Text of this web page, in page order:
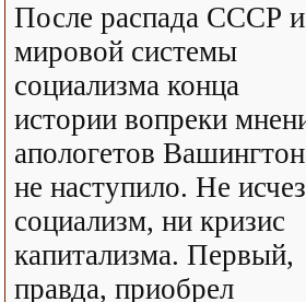
После распада СССР и
мировой системы
социализма конца
истории вопреки
апологетов
не наступило. Не
социализм, ни кризис
капитализма. Первый,
правда, приобрел